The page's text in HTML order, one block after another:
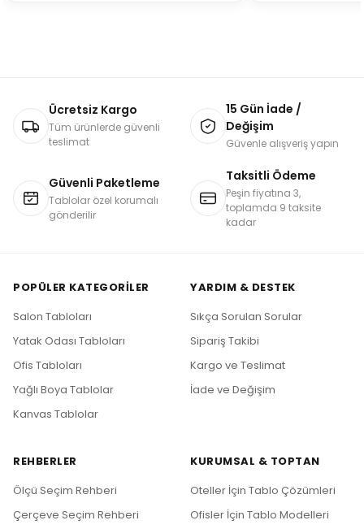
Ücretsiz Kargo
Tüm ürünlerde güvenli
teslimat
15 Gün İade /
Değişim
Güvenle alışveriş yapın
Güvenli Paketleme
Tablolar özel korumalı
gönderilir
Taksitli Ödeme
Peşin fiyatına 3,
toplamda 9 taksite
kadar
POPÜLER KATEGORILER
Salon Tabloları
Yatak Odası Tabloları
Ofis Tabloları
Yağlı Boya Tablolar
Kanvas Tablolar
YARDIM & DESTEK
Sıkça Sorulan Sorular
Sipariş Takibi
Kargo ve Teslimat
İade ve Değişim
REHBERLER
Ölçü Seçim Rehberi
Çerçeve Seçim Rehberi
KURUMSAL & TOPTAN
Oteller İçin Tablo Çözümleri
Ofisler İçin Tablo Modelleri